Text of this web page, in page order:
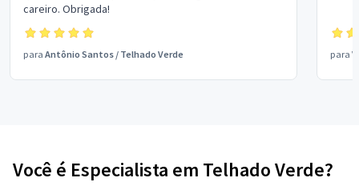
careiro. Obrigada!
para Antônio Santos / Telhado Verde para
Você é Especialista em Telhado Verde?